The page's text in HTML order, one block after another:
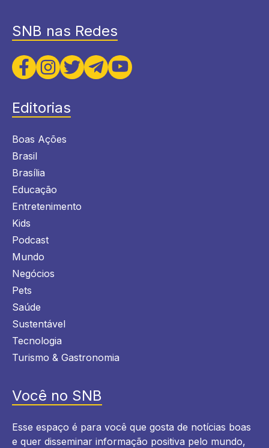
SNB nas Redes
Editorias
Boas Ações
Brasil
Brasília
Educação
Entretenimento
Kids
Podcast
Mundo
Negócios
Pets
Saúde
Sustentável
Tecnologia
Turismo & Gastronomia
Você no SNB
Esse espaço é para você que gosta de notícias boas
e quer disseminar informação positiva pelo mundo,